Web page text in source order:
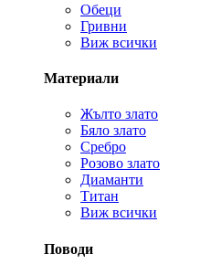
Обеци
Гривни
Виж всички
Материали
Жълто злато
Бяло злато
Сребро
Розово злато
Диаманти
Титан
Виж всички
Поводи